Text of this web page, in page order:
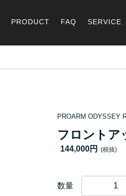
PRODUCT FAQ SERVICE
PROARM ODYSSEY
フロントア
144,000円 (税抜)
数量